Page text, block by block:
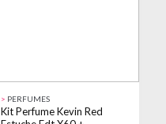
> PERFUMES
Kit Perfume Kevin Red